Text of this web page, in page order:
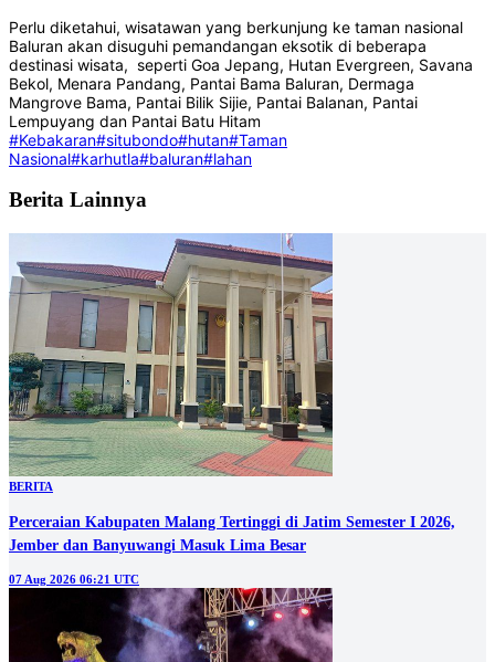
Perlu diketahui, wisatawan yang berkunjung ke taman nasional
Baluran akan disuguhi pemandangan eksotik di beberapa
destinasi wisata, seperti Goa Jepang, Hutan Evergreen, Savana
Bekol, Menara Pandang, Pantai Bama Baluran, Dermaga
Mangrove Bama, Pantai Bilik Sijie, Pantai Balanan, Pantai
Lempuyang dan Pantai Batu Hitam
#Kebakaran#situbondo#hutan#Taman
Nasional#karhutla#baluran#lahan
Berita Lainnya
BERITA
Perceraian Kabupaten Malang Tertinggi di Jatim Semester I 2026,
Jember dan Banyuwangi Masuk Lima Besar
07 Aug 2026 06:21 UTC